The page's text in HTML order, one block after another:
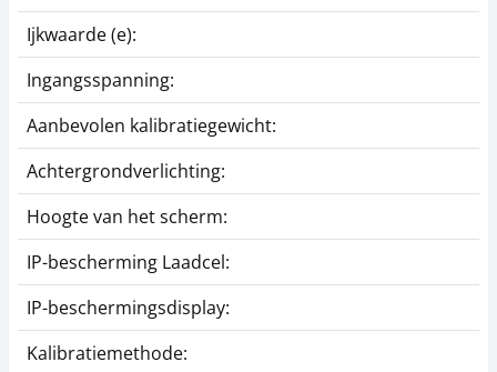
Ijkwaarde (e):
Ingangsspanning:
Aanbevolen kalibratiegewicht:
Achtergrondverlichting:
Hoogte van het scherm:
IP-bescherming Laadcel:
IP-beschermingsdisplay:
Kalibratiemethode: